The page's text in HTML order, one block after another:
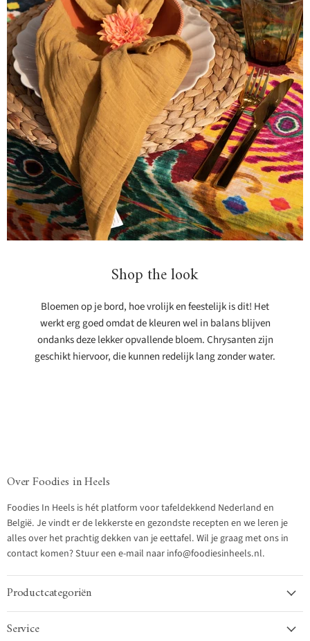
Shop the look
Bloemen op je bord, hoe vrolijk en feestelijk is dit! Het
werkt erg goed omdat de kleuren wel in balans blijven
ondanks deze lekker opvallende bloem. Chrysanten zijn
geschikt hiervoor, die kunnen redelijk lang zonder water.
Over Foodies in Heels
Foodies In Heels is hét platform voor tafeldekkend Nederland en
België. Je vindt er de lekkerste en gezondste recepten en we leren je
alles over het prachtig dekken van je eettafel. Wil je graag met ons in
contact komen? Stuur een e-mail naar info@foodiesinheels.nl.
Productcategoriën
Service